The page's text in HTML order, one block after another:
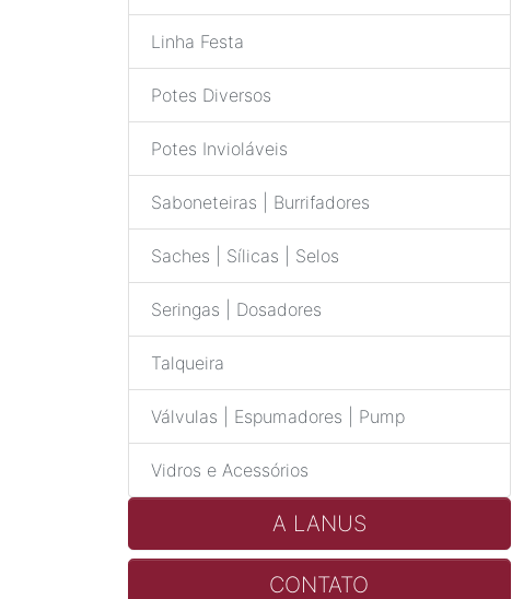
Linha Festa
Potes Diversos
Potes Invioláveis
Saboneteiras | Burrifadores
Saches | Sílicas | Selos
Seringas | Dosadores
Talqueira
Válvulas | Espumadores | Pump
Vidros e Acessórios
A LANUS
CONTATO